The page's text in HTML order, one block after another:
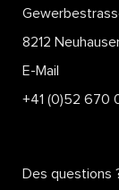
8212
E-Mail
+41 (0)52 670
Des questions